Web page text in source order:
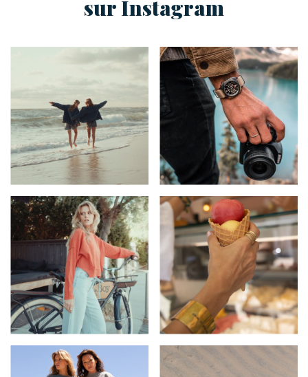
sur Instagram